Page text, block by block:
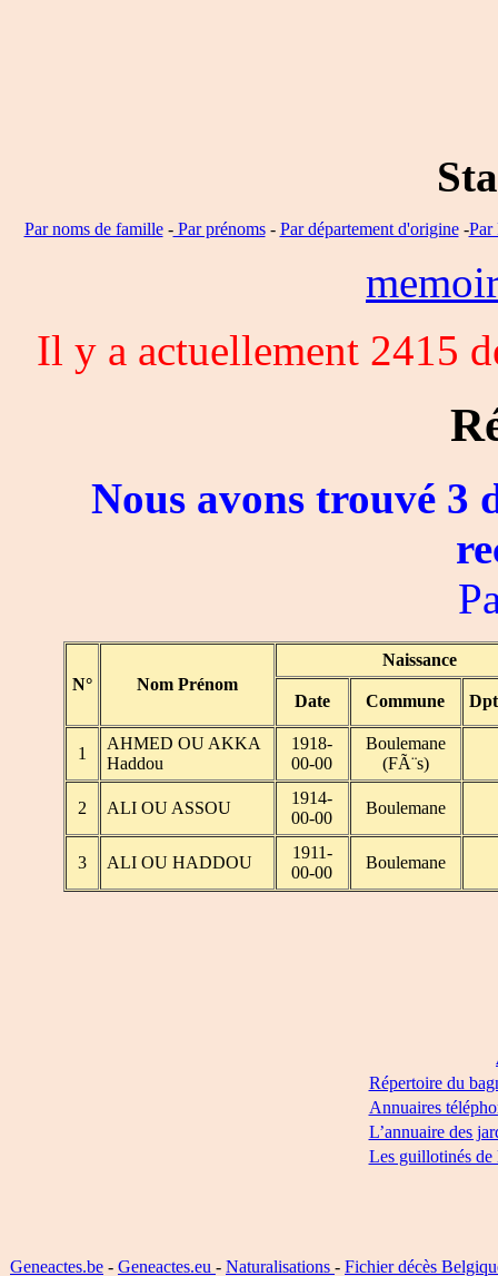
Par noms de famille-Par prénoms- Par département d'origine-Par
Il y a actuellement 2415
Nous avons trouvé 3
N° Nom Prénom
Naissance
Date Commune Dpt
1
AHMED OU AKKA
Haddou
1918-
00-00
Boulemane
(FÃ¨s)
2 ALI OU ASSOU
1914-
00-00
Boulemane
3 ALI OU HADDOU
1911-
00-00
Boulemane
Répertoire du
Annuaires
L’annuaire des
Les guillotinés de
Geneactes.be - Geneactes.eu - Naturalisations - Fichier décès